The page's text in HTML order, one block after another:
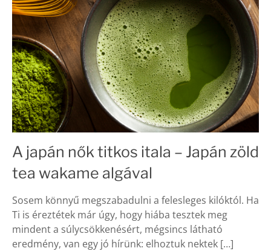
A japán nők titkos itala – Japán zöld
tea wakame algával
Sosem könnyű megszabadulni a felesleges kilóktól. Ha
Ti is éreztétek már úgy, hogy hiába tesztek meg
mindent a súlycsökkenésért, mégsincs látható
eredmény, van egy jó hírünk: elhoztuk nektek […]